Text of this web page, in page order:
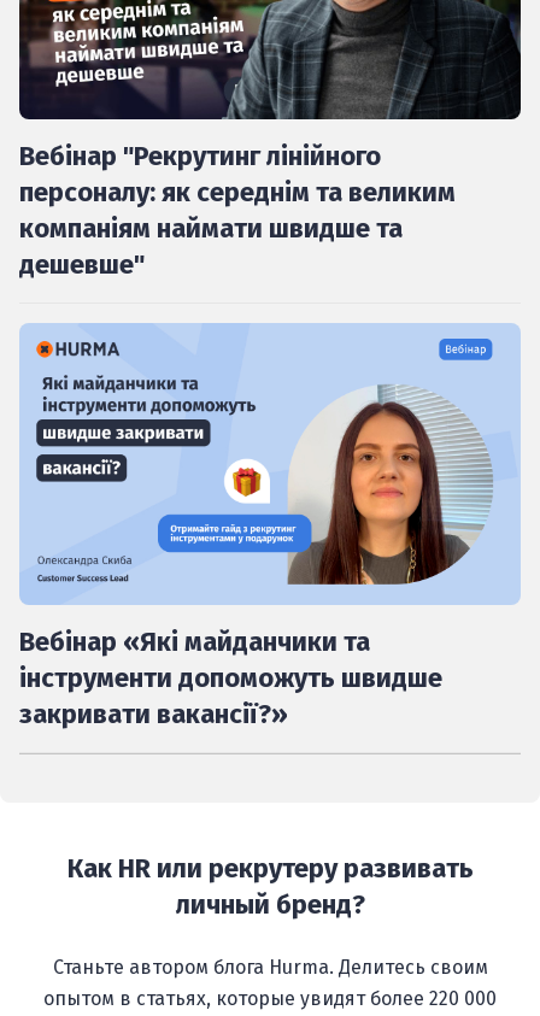
Вебінар "Рекрутинг лінійного
персоналу: як середнім та великим
компаніям наймати швидше та
дешевше"
Вебінар «Які майданчики та
інструменти допоможуть швидше
закривати вакансії?»
Как HR или рекрутеру развивать
личный бренд?
Станьте автором блога Hurma. Делитесь своим
опытом в статьях, которые увидят более 220 000